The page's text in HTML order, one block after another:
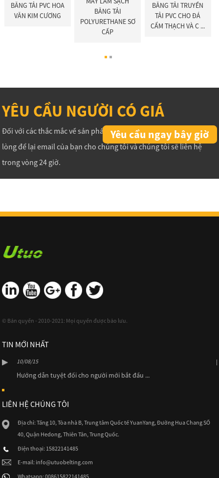
BĂNG TẢI PVC HOA
VĂN KIM CƯƠNG
BĂNG TẢI
POLYURETHANE SƠ
CẤP
BĂNG TẢI TRUYỀN
TẢI PVC CHO ĐÁ
CẨM THẠCH VÀ C ...
YÊU CẦU NGƯỜI CÓ GIÁ
Đối với các thắc mắc về sản phẩm hoặc bảng giá của chúng tôi, vui
lòng để lại email của bạn cho chúng tôi và chúng tôi sẽ liên hệ
trong vòng 24 giờ.
Yêu cầu ngay bây giờ
© Bản quyền - 2010-2021: Mọi quyền được bảo lưu.
TIN MỚI NHẤT
10/08/15
Hướng dẫn tuyệt đối cho người mới bắt đầu ...
LIÊN HỆ CHÚNG TÔI
Địa chỉ: Tầng 10, Tòa nhà B, Trung tâm Quốc tế YuanYang, Đường Hua Chang SỐ
40, Quận Hedong, Thiên Tân, Trung Quốc.
Điện thoại: 15822141485
E-mail: info@utuobelting.com
Whatsapp: 008615822141485